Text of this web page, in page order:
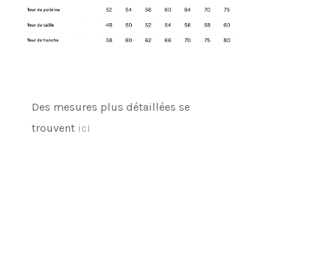
Des mesures plus détaillées se
trouvent ici